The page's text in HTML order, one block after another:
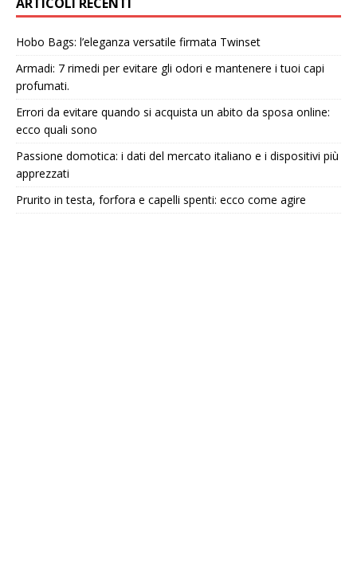
Hobo Bags: l’eleganza versatile firmata Twinset
Armadi: 7 rimedi per evitare gli odori e mantenere i tuoi capi
profumati.
Errori da evitare quando si acquista un abito da sposa online:
ecco quali sono
Passione domotica: i dati del mercato italiano e i dispositivi più
apprezzati
Prurito in testa, forfora e capelli spenti: ecco come agire